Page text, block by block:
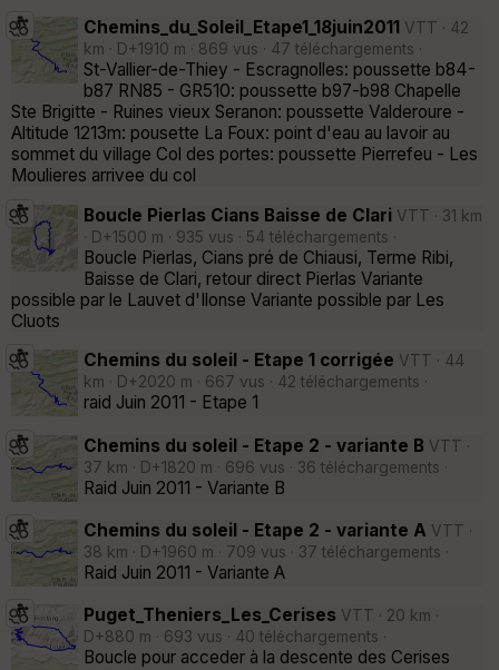
Chemins_du_Soleil_Etape1_18juin2011 VTT · 42
km · D+1910 m · 869 vus · 47 téléchargements ·
St-Vallier-de-Thiey - Escragnolles: poussette b84-
b87 RN85 - GR510: poussette b97-b98 Chapelle
Ste Brigitte - Ruines vieux Seranon: poussette Valderoure -
Altitude 1213m: pousette La Foux: point d'eau au lavoir au
sommet du village Col des portes: poussette Pierrefeu - Les
Moulieres arrivee du col
Boucle Pierlas Cians Baisse de Clari VTT · 31 km
· D+1500 m · 935 vus · 54 téléchargements ·
Boucle Pierlas, Cians pré de Chiausi, Terme Ribi,
Baisse de Clari, retour direct Pierlas Variante
possible par le Lauvet d'Ilonse Variante possible par Les
Cluots
Chemins du soleil - Etape 1 corrigée VTT · 44
km · D+2020 m · 667 vus · 42 téléchargements ·
raid Juin 2011 - Etape 1
Chemins du soleil - Etape 2 - variante B VTT ·
37 km · D+1820 m · 696 vus · 36 téléchargements ·
Raid Juin 2011 - Variante B
Chemins du soleil - Etape 2 - variante A VTT ·
38 km · D+1960 m · 709 vus · 37 téléchargements ·
Raid Juin 2011 - Variante A
Puget_Theniers_Les_Cerises VTT · 20 km ·
D+880 m · 693 vus · 40 téléchargements ·
Boucle pour acceder à la descente des Cerises